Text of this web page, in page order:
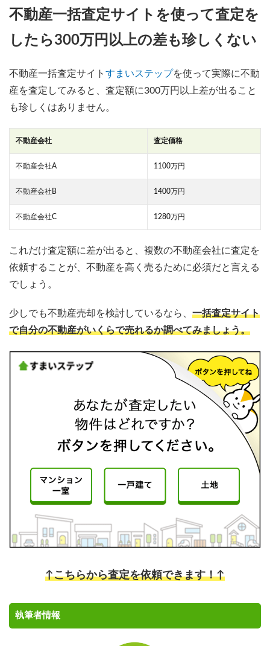
不動産一括査定サイトを使って査定を
したら300万円以上の差も珍しくない
不動産一括査定サイト すまいステップを使って実際に不動
産を査定してみると、査定額に300万円以上差が出ること
も珍しくはありません。
不動産会社 査定価格
不動産会社A 1100万円
不動産会社B 1400万円
不動産会社C 1280万円
これだけ査定額に差が出ると、複数の不動産会社に査定を
依頼することが、不動産を高く売るために必須だと言える
でしょう。
少しでも不動産売却を検討しているなら、 一括査定サイト
で自分の不動産がいくらで売れるか調べてみましょう。
↑こちらから査定を依頼できます！↑
執筆者情報